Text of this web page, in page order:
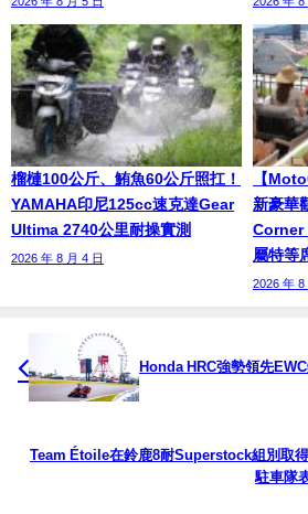
榴槤100公斤、鮪魚60公斤照扛！
YAMAHA印尼125cc速克達Gear
Ultima 2740公里耐操實測
2026 年 8 月 4 日
【
新豪華
Corner
屬特等
2026 年 8
Honda HRC強勢領先
Team Étoile在鈴鹿8耐Superstock組別取
駐車隊